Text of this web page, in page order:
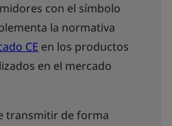
con el símbolo
la normativa
CE en los productos
en el mercado
transmitir de forma